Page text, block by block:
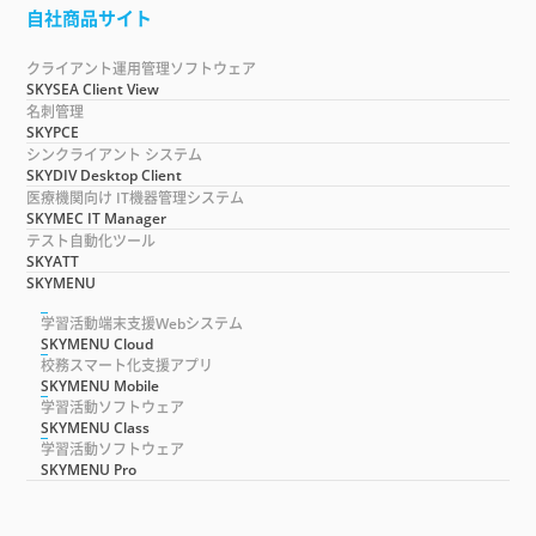
自社商品サイト
クライアント運用管理ソフトウェア
SKYSEA Client View
名刺管理
SKYPCE
シンクライアント システム
SKYDIV Desktop Client
医療機関向け IT機器管理システム
SKYMEC IT Manager
テスト自動化ツール
SKYATT
SKYMENU
学習活動端末支援Webシステム
SKYMENU Cloud
校務スマート化支援アプリ
SKYMENU Mobile
学習活動ソフトウェア
SKYMENU Class
学習活動ソフトウェア
SKYMENU Pro